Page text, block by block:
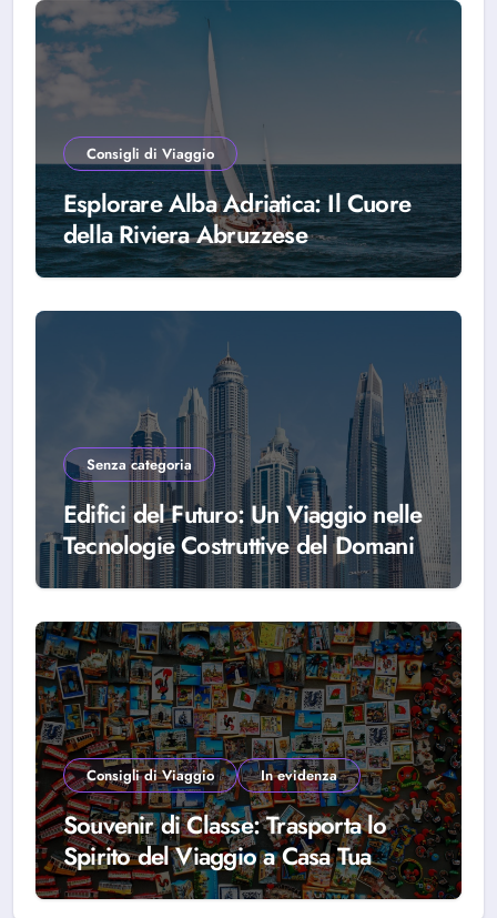
Consigli di Viaggio
Esplorare Alba Adriatica: Il Cuore
della Riviera Abruzzese
Senza categoria
Edifici del Futuro: Un Viaggio nelle
Tecnologie Costruttive del Domani
Consigli di Viaggio In evidenza
Souvenir di Classe: Trasporta lo
Spirito del Viaggio a Casa Tua